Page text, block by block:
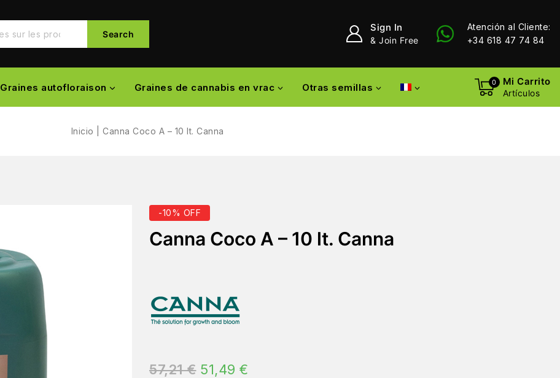
Search
Sign In
& Join Free
Atención al Cliente:
+34 618 47 74 84
Graines autofloraison Graines de cannabis en vrac Otras semillas 0 Mi Carrito
Artículos
Inicio Canna Coco A – 10 lt. Canna
-10% OFF
Canna Coco A – 10 lt. Canna
57,21€ 51,49 €